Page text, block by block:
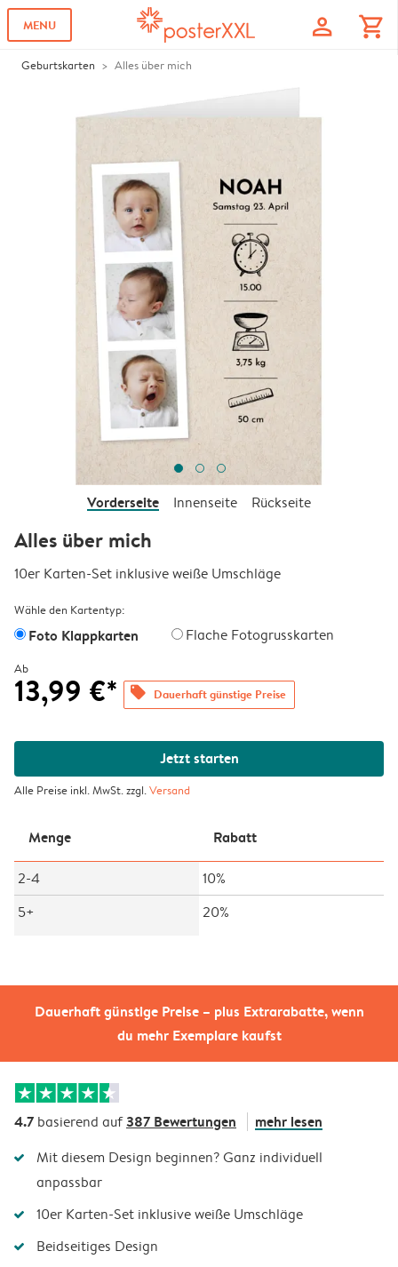
MENU profile shopping_cart
Geburtskarten Alles über mich
Dauerhaft günstige Preise – plus Extrarabatte, wenn
du mehr Exemplare kaufst
Vorderseite Innenseite Rückseite
Alles über mich
10er Karten-Set inklusive weiße Umschläge
Wähle den Kartentyp:
Foto Klappkarten Flache Fotogrusskarten
Ab
13,99 €* offers Dauerhaft günstige Preise
Jetzt starten
Alle Preise inkl. MwSt. zzgl.Versand
Menge Rabatt
2-4
10%
5+
20%
4.7 basierend auf387 Bewertungen mehr lesen
Mit diesem Design beginnen? Ganz individuell
anpassbar
10er Karten-Set inklusive weiße Umschläge
Beidseitiges Design